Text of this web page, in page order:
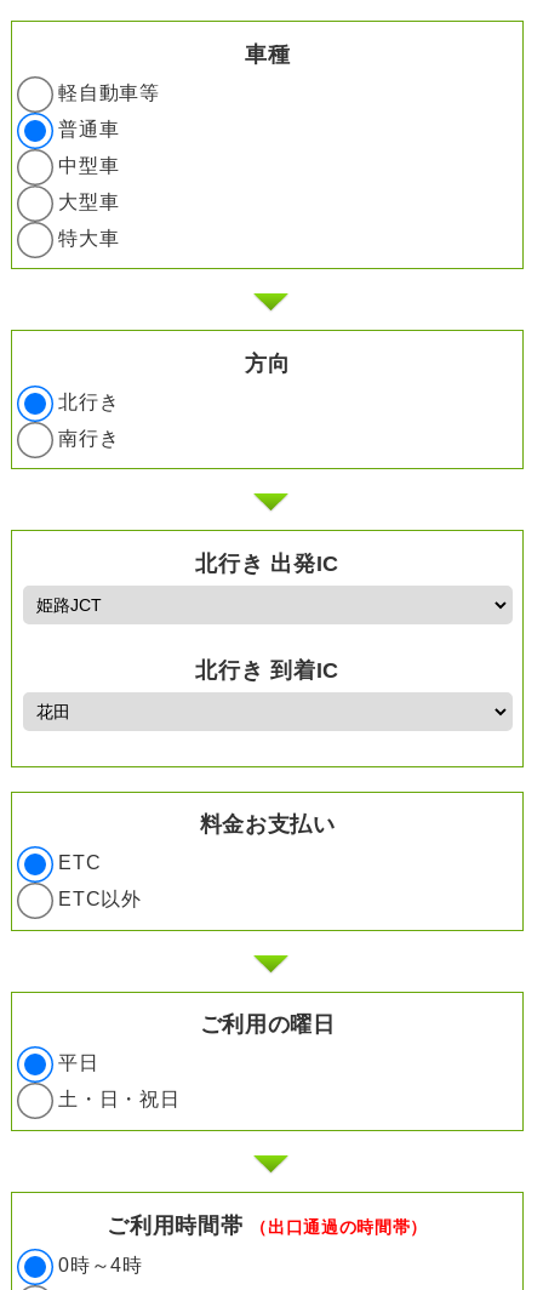
車種
軽自動車等
普通車
中型車
大型車
特大車
方向
北行き
南行き
北行き 出発IC
北行き 到着IC
料金お支払い
ETC
ETC以外
ご利用の曜日
平日
土・日・祝日
ご利用時間帯 （出口通過の時間帯）
0時～4時